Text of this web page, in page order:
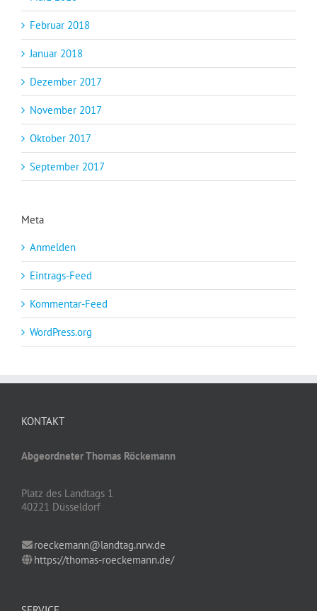
Februar 2018
Januar 2018
Dezember 2017
November 2017
Oktober 2017
September 2017
Meta
Anmelden
Eintrags-Feed
Kommentar-Feed
WordPress.org
KONTAKT
Abgeordneter Thomas Röckemann
Platz des Landtags 1
40221 Düsseldorf
roeckemann@landtag.nrw.de
https://thomas-roeckemann.de/